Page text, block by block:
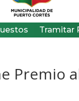
Tramitar
Premio